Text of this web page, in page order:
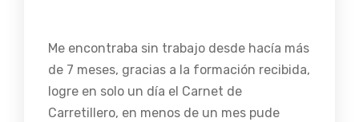
Me encontraba sin trabajo desde hacía más
de 7 meses, gracias a la formación recibida,
logre en solo un día el Carnet de
Carretillero, en menos de un mes pude